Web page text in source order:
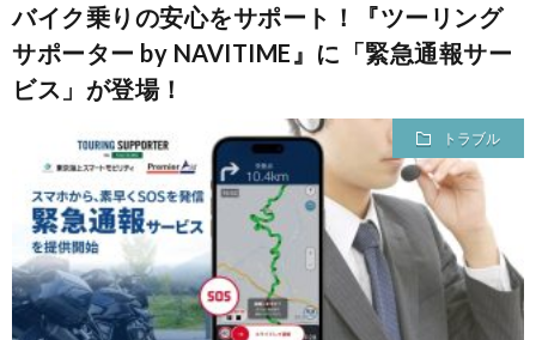
バイク乗りの安心をサポート！『ツーリング
サポーター by NAVITIME』に「緊急通報サー
ビス」が登場！
トラブル